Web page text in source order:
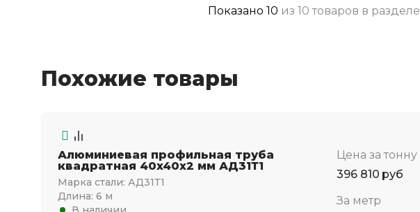
Показано 10 из 10 товаров в разделе
Похожие товары
Алюминиевая профильная труба
квадратная 40x40x2 мм АД31Т1
Марка стали: АД31Т1
Длина: 6 м
Цена за тонну
396 810 руб
За метр